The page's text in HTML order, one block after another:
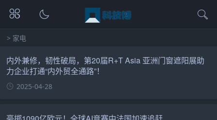
> 家电
内外兼修，韧性破局，第20届R+T Asia 亚洲门窗遮阳展助
力企业打通“内外贸全通路”！
2025-04-28